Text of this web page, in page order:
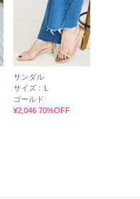
サンダル
サイズ : L
ゴールド
¥2,046 70%OFF